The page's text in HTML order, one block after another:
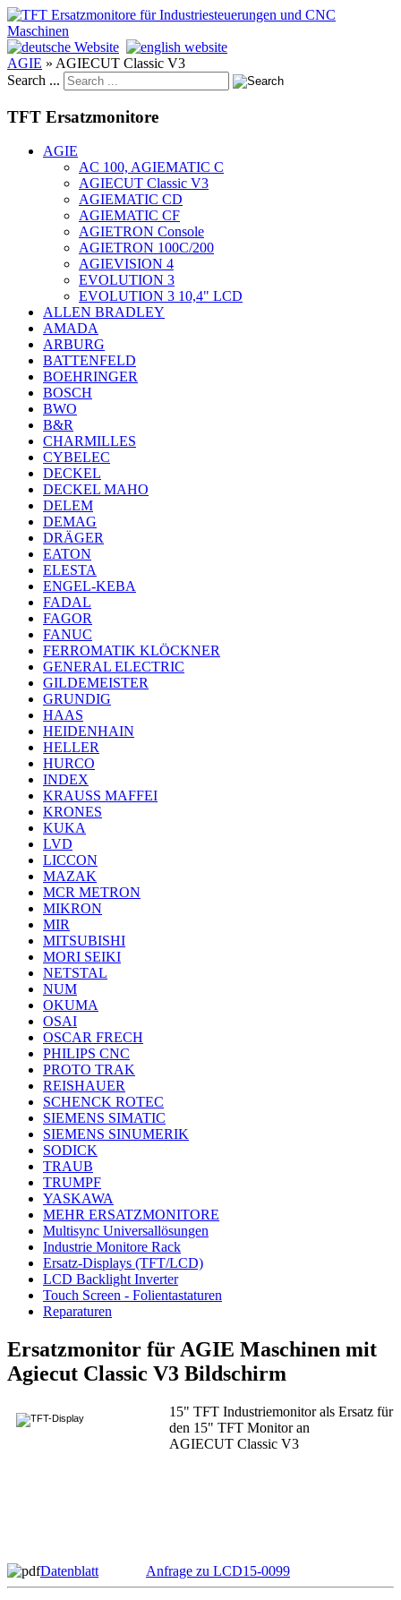
AGIE » AGIECUT Classic V3
Search ...
TFT Ersatzmonitore
AGIE
AC 100, AGIEMATIC C
AGIECUT Classic V3
AGIEMATIC CD
AGIEMATIC CF
AGIETRON Console
AGIETRON 100C/200
AGIEVISION 4
EVOLUTION 3
EVOLUTION 3 10,4" LCD
ALLEN BRADLEY
AMADA
ARBURG
BATTENFELD
BOEHRINGER
BOSCH
BWO
B&R
CHARMILLES
CYBELEC
DECKEL
DECKEL MAHO
DELEM
DEMAG
DRÄGER
EATON
ELESTA
ENGEL-KEBA
FADAL
FAGOR
FANUC
FERROMATIK KLÖCKNER
GENERAL ELECTRIC
GILDEMEISTER
GRUNDIG
HAAS
HEIDENHAIN
HELLER
HURCO
INDEX
KRAUSS MAFFEI
KRONES
KUKA
LVD
LICCON
MAZAK
MCR METRON
MIKRON
MIR
MITSUBISHI
MORI SEIKI
NETSTAL
NUM
OKUMA
OSAI
OSCAR FRECH
PHILIPS CNC
PROTO TRAK
REISHAUER
SCHENCK ROTEC
SIEMENS SIMATIC
SIEMENS SINUMERIK
SODICK
TRAUB
TRUMPF
YASKAWA
MEHR ERSATZMONITORE
Multisync Universallösungen
Industrie Monitore Rack
Ersatz-Displays (TFT/LCD)
LCD Backlight Inverter
Touch Screen - Folientastaturen
Reparaturen
Ersatzmonitor für AGIE Maschinen mit
Agiecut Classic V3 Bildschirm
15" TFT Industriemonitor als Ersatz für
den 15" TFT Monitor an
AGIECUT Classic V3
Datenblatt Anfrage zu LCD15-0099